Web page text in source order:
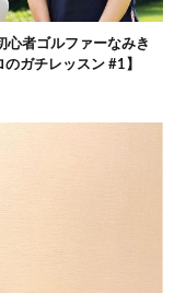
心者ゴルファーなみき
ガチレッスン #1】